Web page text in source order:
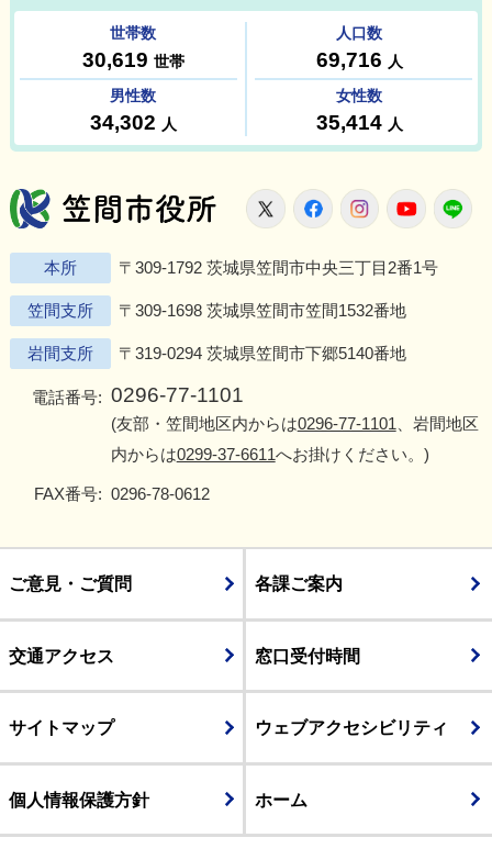
笠間市役所
X FacebookInstagram
本所 〒309-1792 茨城県笠間市中央三丁目2番1号
笠間支所 〒309-1698 茨城県笠間市笠間1532番地
岩間支所 〒319-0294 茨城県笠間市下郷5140番地
電話番号: 0296-77-1101
(友部・笠間地区内からは0296-77-1101 、岩間地区
内からは0299-37-6611へお掛けください。)
FAX番号: 0296-78-0612
ご意見・ご質問 各課ご案内
交通アクセス 窓口受付時間
サイトマップ ウェブアクセシビリティ
個人情報保護方針 ホーム